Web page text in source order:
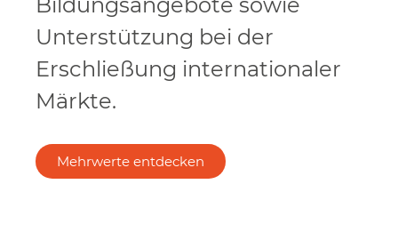
Unterstützung bei der
Erschließung internationaler
Märkte.
Mehrwerte entdecken